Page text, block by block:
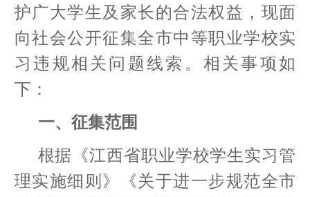
护广大学生及家长的合法权益，现面
向社会公开征集全市中等职业学校实
习违规相关问题线索。相关事项如
下：
一、征集范围
根据《江西省职业学校学生实习管
理实施细则》《关于进一步规范全市